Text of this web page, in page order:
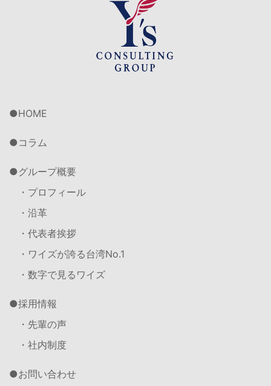
HOME
コラム
グループ概要
・プロフィール
・沿革
・代表者挨拶
・ワイズが誇る台湾No.1
・数字で見るワイズ
採用情報
・先輩の声
・社内制度
お問い合わせ